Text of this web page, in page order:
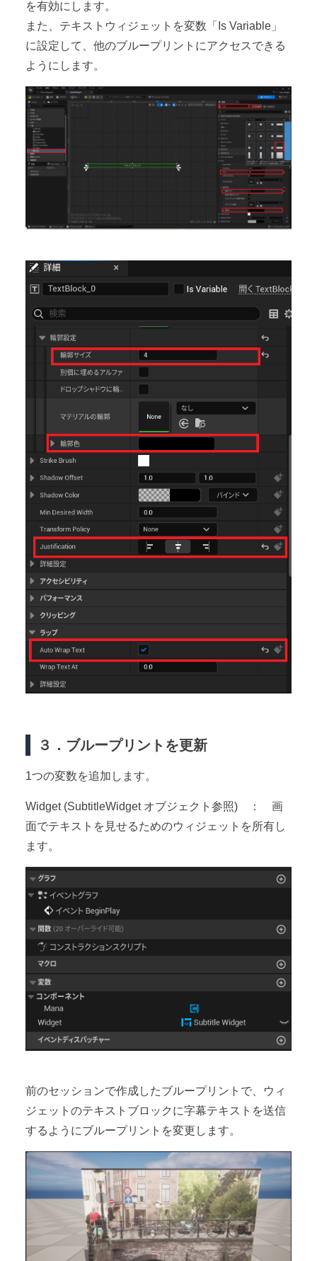
を有効にします。
また、テキストウィジェットを変数「Is Variable」
に設定して、他のブループリントにアクセスできる
ようにします。
３．ブループリントを更新
1つの変数を追加します。
Widget (SubtitleWidget オブジェクト参照) ： 画
面でテキストを見せるためのウィジェットを所有し
ます。
前のセッションで作成したブループリントで、ウィ
ジェットのテキストブロックに字幕テキストを送信
するようにブループリントを変更します。